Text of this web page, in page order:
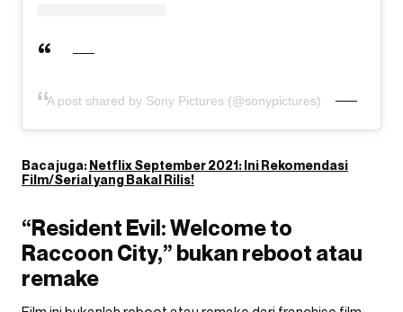
A post shared by Sony Pictures (@sonypictures)
Baca juga:Netflix September 2021: Ini Rekomendasi
Film/Serial yang Bakal Rilis!
“Resident Evil: Welcome to
Raccoon City,” bukan reboot atau
remake